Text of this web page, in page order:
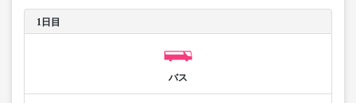
1日目
バス